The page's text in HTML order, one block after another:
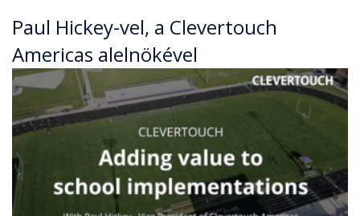
Paul Hickey-vel, a Clevertouch
Americas alelnökével